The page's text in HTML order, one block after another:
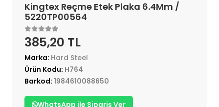
Kingtex Reçme Etek Plaka 6.4Mm /
5220TP00564
385,20 TL
Marka: Hard Steel
Ürün Kodu: H764
Barkod: 1984610088650
WhatsApp ile Sipariş Ver